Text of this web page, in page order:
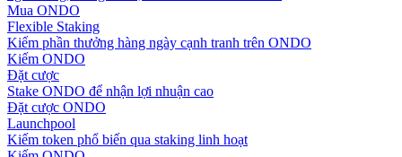
Học cách duy trì lợi nhuận
Mua ONDO
Flexible Staking
Kiếm phần thưởng hàng ngày cạnh tranh trên ONDO
Kiếm ONDO
Đặt cược
Stake ONDO để nhận lợi nhuận cao
Đặt cược ONDO
Launchpool
Kiếm token phổ biến qua staking linh hoạt